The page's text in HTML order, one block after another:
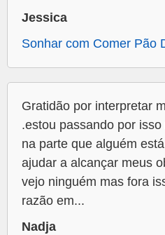
Jessica
Sonhar com Comer Pão
Gratidão por interpretar
.estou passando por
na parte que alguém
ajudar a alcançar meus
vejo ninguém mas fora
razão em...
Nadja